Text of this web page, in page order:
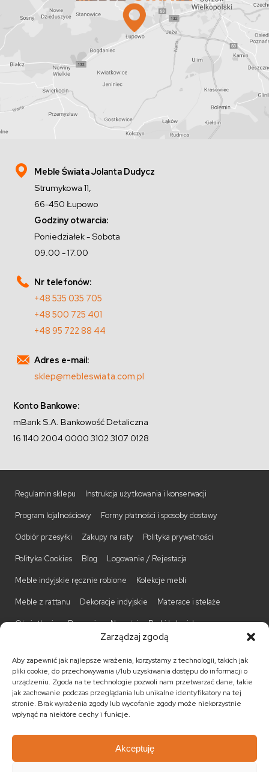
Zarządzaj zgodą
Aby zapewnić jak najlepsze wrażenia, korzystamy z technologii, takich jak
pliki cookie, do przechowywania i/lub uzyskiwania dostępu do informacji o
urządzeniu. Zgoda na te technologie pozwoli nam przetwarzać dane, takie
jak zachowanie podczas przeglądania lub unikalne identyfikatory na tej
stronie. Brak wyrażenia zgody lub wycofanie zgody może niekorzystnie
wpłynąć na niektóre cechy i funkcje.
Akceptuję
Meble Świata Jolanta Dudycz
Strumykowa 11,
66-450 Łupowo
Godziny otwarcia:
Poniedziałek - Sobota
09.00 - 17.00
Nr telefonów:
+48 535 035 705
+48 500 725 401
+48 95 722 88 44
Adres e-mail:
sklep@mebleswiata.com.pl
Konto Bankowe:
mBank S.A. Bankowość Detaliczna
16 1140 2004 0000 3102 3107 0128
Regulamin sklepu Instrukcja użytkowania i konserwacji
Program lojalnościowy Formy płatności i sposoby dostawy
Odbiór przesyłki Zakupy na raty Polityka prywatności
Polityka Cookies Blog Logowanie / Rejestacja
Meble indyjskie ręcznie robione Kolekcje mebli
Meble z rattanu Dekoracje indyjskie Materace i stelaże
Oświetlenie Promocje Nowości Barki kolonialne
Komody kolonialne Krzesła kolonialne
Kufry indyjskie Ławki kolonialne Łóżka kolonialne
Parawany kolonialne Półki kolonialne Regały kolonialne
Stojaki na CD Stoliki kawowe Stoliki nocne